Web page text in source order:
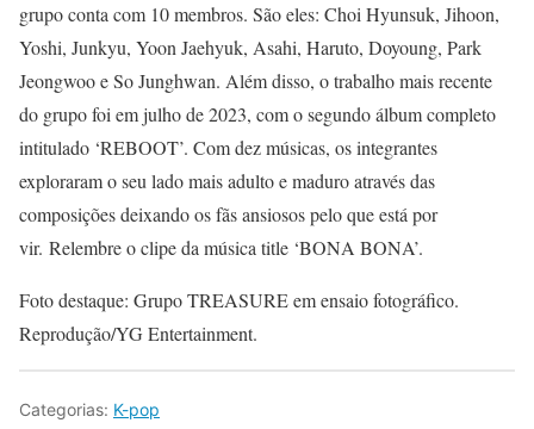
grupo conta com 10 membros. São eles: Choi Hyunsuk, Jihoon,
Yoshi, Junkyu, Yoon Jaehyuk, Asahi, Haruto, Doyoung, Park
Jeongwoo e So Junghwan. Além disso, o trabalho mais recente
do grupo foi em julho de 2023, com o segundo álbum completo
intitulado ‘REBOOT’. Com dez músicas, os integrantes
exploraram o seu lado mais adulto e maduro através das
composições deixando os fãs ansiosos pelo que está por
vir. Relembre o clipe da música title ‘BONA BONA’.
Foto destaque: Grupo TREASURE em ensaio fotográfico.
Reprodução/YG Entertainment.
Categorias: K-pop